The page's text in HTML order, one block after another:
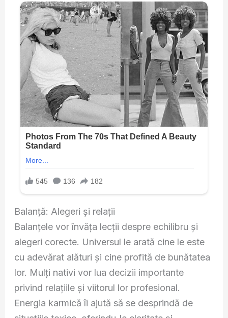
Balanță: Alegeri și relații
Balanțele vor învăța lecții despre echilibru și
alegeri corecte. Universul le arată cine le este
cu adevărat alături și cine profită de bunătatea
lor. Mulți nativi vor lua decizii importante
privind relațiile și viitorul lor profesional.
Energia karmică îi ajută să se desprindă de